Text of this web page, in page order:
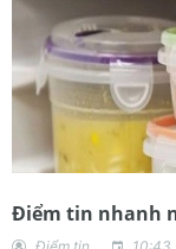
Điểm tin nhanh